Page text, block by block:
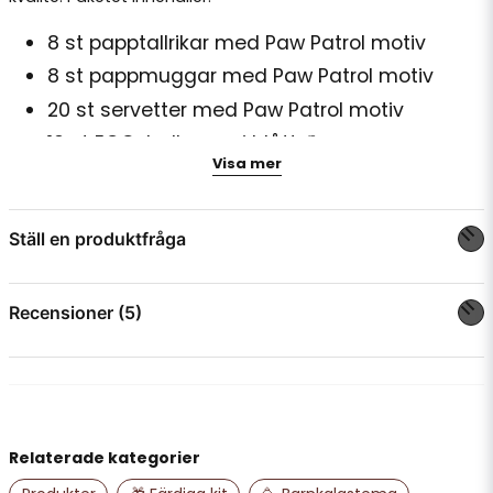
8 st papptallrikar med Paw Patrol motiv
8 st pappmuggar med Paw Patrol motiv
20 st servetter med Paw Patrol motiv
10 st ECO-ballonger i blått ♻️
10 st ballonger i rött ♻️
10 st pappsugrör i röd-randigt
1 st påse med guldstjärnor konfetti
Allt som du behöver för ett Paw Patrol Party!
Visa mer
Ställ en produktfråga
Fråga oss något om denna produkten...
Recensioner (5)
för 3 år sedan
Relaterade kategorier